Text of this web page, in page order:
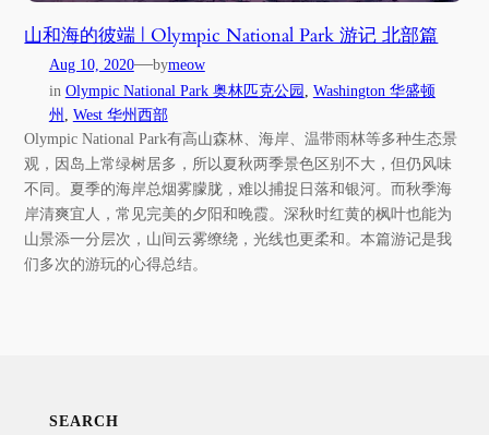
山和海的彼端 | Olympic National Park 游记 北部篇
Aug 10, 2020—bymeow
in Olympic National Park 奥林匹克公园
Washington 华盛顿
州
West 华州西部
Olympic National Park有高山森林、海岸、温带雨林等多种生态景
观，因岛上常绿树居多，所以夏秋两季景色区别不大，但仍风味
不同。夏季的海岸总烟雾朦胧，难以捕捉日落和银河。而秋季海
岸清爽宜人，常见完美的夕阳和晚霞。深秋时红黄的枫叶也能为
山景添一分层次，山间云雾缭绕，光线也更柔和。本篇游记是我
们多次的游玩的心得总结。
SEARCH